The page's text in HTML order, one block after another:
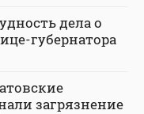
дела о
губернатора
загрязнение